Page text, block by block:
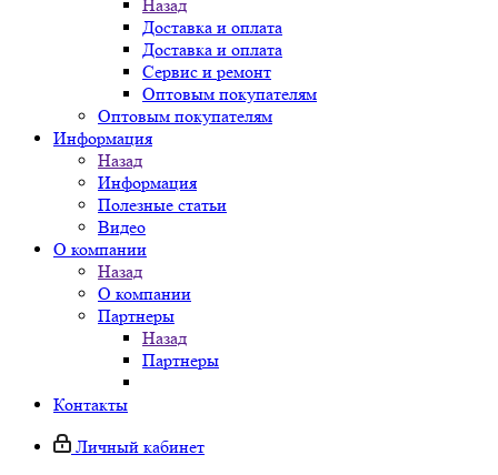
Назад
Доставка и оплата
Доставка и оплата
Сервис и ремонт
Оптовым покупателям
Оптовым покупателям
Информация
Назад
Информация
Полезные статьи
Видео
О компании
Назад
О компании
Партнеры
Назад
Партнеры
Контакты
Личный кабинет